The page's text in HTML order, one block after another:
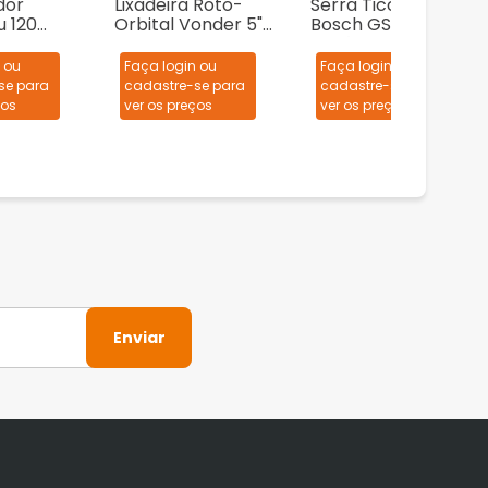
120
Litros
para
Orbital Vonder 5"
Faça login ou
cadastre-se para
ver os preços
Bosch GST 75 710W
Faça login ou
cadastre-se para
ver os preços
Enviar